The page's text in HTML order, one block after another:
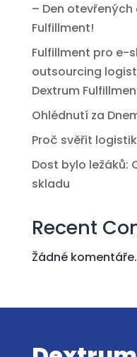
– Den otevřených
Fulfillment!
Fulfillment pro e-
outsourcing
Dextrum
Ohlédnutí za
Proč svěřit
Dost bylo ležáků:
skladu
Recent
Žádné komentáře.